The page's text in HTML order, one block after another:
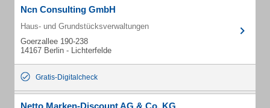
Ncn Consulting GmbH
Haus- und Grundstücksverwaltungen
Goerzallee 190-238
14167 Berlin - Lichterfelde
Gratis-Digitalcheck
Netto Marken-Discount AG & Co. KG